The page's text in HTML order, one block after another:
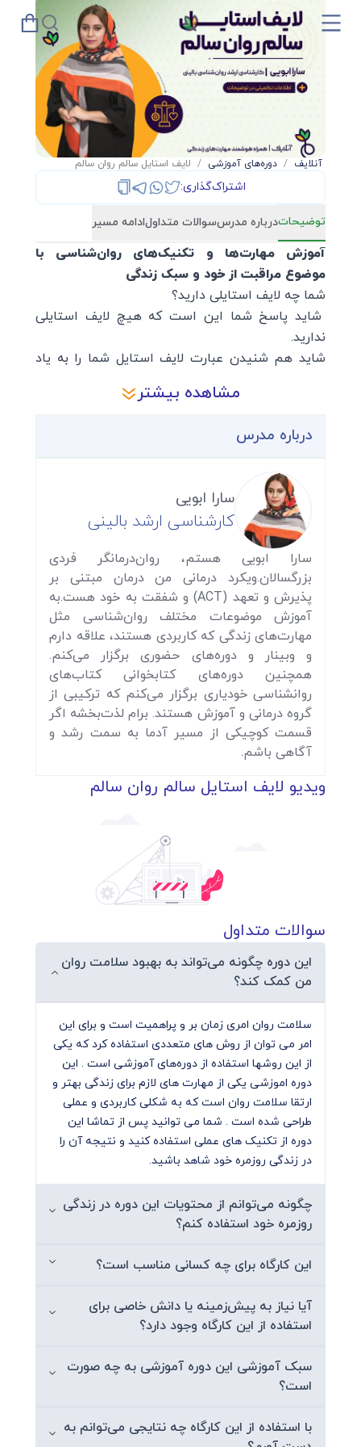
آنلایف / دوره‌های آموزشی / لایف استایل سالم روان سالم
اشتراک‌گذاری:
توضیحاتدرباره مدرسسوالات متداولادامه مسیر
آموزش مهارت‌ها و تکنیک‌های روان‌شناسی با
موضوع مراقبت از خود و سبک زندگی
شما چه لایف استایلی دارید؟
شاید پاسخ شما این است که هیچ لایف استایلی
ندارید.
شاید هم شنیدن عبارت لایف استایل شما را به یاد
لایف استایل به مجموعه‌ای از رفتارها و الگوهایی
خودشان تکرار می‌کنند. پس نمی‌توانید بگویید که هیچ
لایف استایلی ندارید.
اما چرا لایف استایل و چرا یک دوره؟
همان طور که گفتیم لایف استایل یعنی الگوهایی که
ما به صورت منظم تکرار می‌کنیم. برخی از این اعمال
مفید، برخی مضر و برخی خنثی هستند.
برای مثال هر روز کمی ورزش می کنیم و چند صفحه
ای کتاب می خوانیم.
ما یک دوره تدارک دیده‌ایم تا به شما بگوییم لایف
استایل یا همان سبک زندگی خود را جدی بگیرید.
شناسایی کنید که به صورت منظم از چه الگوهایی و با
چه تاثیراتی تبعیت می‌کنید.
تا با ایجاد تغییر و خود مشاهده‌گری، مدیریت فکر و
جسمتان را در دست بگیرید و از روزمرگی، وسواس و
افسردگی پیشگیری کنید.
با خودمراقبتی به خود یادآوری کنید که فرد ارزشمندی
هستید.
هدف ما این است که به شما بگوییم بیشتر حواستان
پس برای حال خوبتان و برای شروع یک تغییر در این
دوره آموزشی همراه ما باشید.
چرا این دوره را تماشا کنیم؟
تا از سلامت روح و جسم خود مراقبت کنیم.
تا درگیر روزمرگی و یکنواختی نشویم.
تا با خود مراقبتی بهتر از خود و زندگی فردی خود
تا با راهکارهای خودمراقبتی و خود شفقت ورزی، حس
ارزشمندی را در خود تقویت کنیم.
دقیقه
سرفصل‌ها:
چرا خود‌مراقبتی مهم است؟
ابعاد خود مراقبتی
راهکارهای خودمراقبتی برای همه افراد یکسان نیستند
تاثیر مراقبت از خود بر روابط
آیا خودمراقبتی باعث پیشگیری از بیماری می‌شود؟
چگونه یک روتین خودمراقبتی خود را شروع کنیم؟
دو نکته مهم در مورد انجام خود مراقبتی
راهکارها و تکنیک های عملیاتی
مشاهده بیشتر
درباره مدرس
سارا ابویی
کارشناسی ارشد بالینی
سارا ابویی هستم، روان‌درمانگر فردی
بزرگسالان.ویکرد درمانی من درمان مبتنی بر
پذیرش و تعهد (ACT) و شفقت به خود هست.به
آموزش موضوعات مختلف روان‌شناسی مثل
مهارت‌های زندگی که کاربردی هستند، علاقه دارم
و وبینار و دوره‌های حضوری برگزار می‌کنم.
همچنین دوره‌های کتابخوانی کتاب‌های
روانشناسی خودیاری برگزار می‌کنم که ترکیبی از
گروه درمانی و آموزش هستند. برام لذت‌بخشه اگر
قسمت کوچیکی از مسیر آدما به سمت رشد و
آگاهی باشم.
ویدیو لایف استایل سالم روان سالم
سوالات متداول
این دوره چگونه می‌تواند به بهبود سلامت روان
من کمک کند؟
سلامت روان امری زمان بر و پراهمیت است و برای این
امر می توان از روش های متعددی استفاده کرد که یکی
از این روشها استفاده از دوره‌های آموزشی است . این
دوره اموزشی یکی از مهارت های لازم برای زندگی بهتر و
ارتقا سلامت روان است که به شکلی کاربردی و عملی
طراحی شده است . شما می توانید پس از تماشا این
دوره از تکنیک های عملی استفاده کنید و نتیجه آن را
در زندگی روزمره خود شاهد باشید.
چگونه می‌توانم از محتویات این دوره در زندگی
روزمره خود استفاده کنم؟
این کارگاه برای چه کسانی مناسب است؟
آیا نیاز به پیش‌زمینه یا دانش خاصی برای
استفاده از این کارگاه وجود دارد؟
سبک آموزشی این دوره آموزشی به چه صورت
است؟
با استفاده از این کارگاه چه نتایجی می‌توانم به